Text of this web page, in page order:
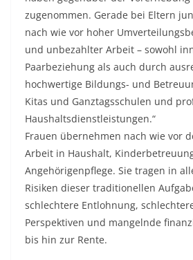
zugenommen. Gerade bei Eltern
nach wie vor hoher
und unbezahlter Arbeit – sowohl
Paarbeziehung als auch durch
hochwertige Bildungs- und
Kitas und Ganztagsschulen und
Haushaltsdienstleistungen.“
Frauen übernehmen nach wie vor
Arbeit in Haushalt,
Angehörigenpflege. Sie tragen in
Risiken dieser traditionellen
schlechtere Entlohnung,
Perspektiven und mangelnde
bis hin zur Rente.